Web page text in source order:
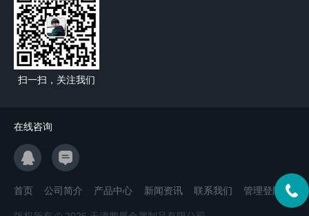
扫一扫，关注我们
在线咨询
首页 公司简介 产品中心 新闻资讯 联系我们 管理登陆